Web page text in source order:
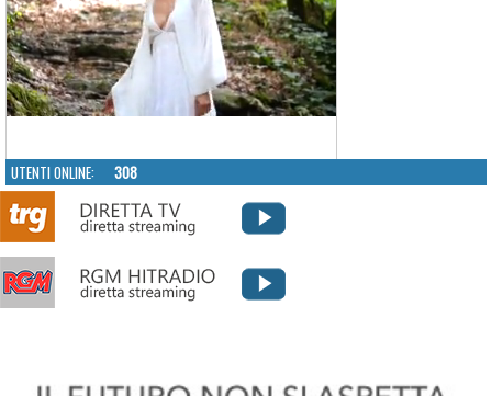
UTENTI ONLINE: 308